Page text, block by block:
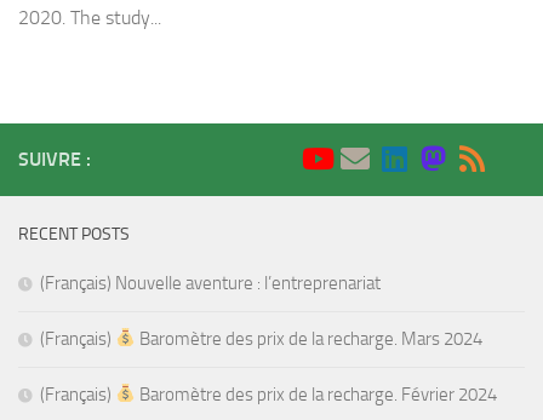
2020. The study...
SUIVRE :
RECENT POSTS
(Français) Nouvelle aventure : l’entreprenariat
(Français) Baromètre des prix de la recharge. Mars 2024
(Français) Baromètre des prix de la recharge. Février 2024